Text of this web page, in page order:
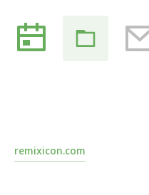
remixicon.com